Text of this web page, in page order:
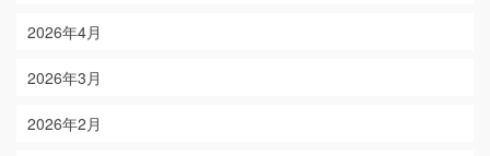
2026年4月
2026年3月
2026年2月